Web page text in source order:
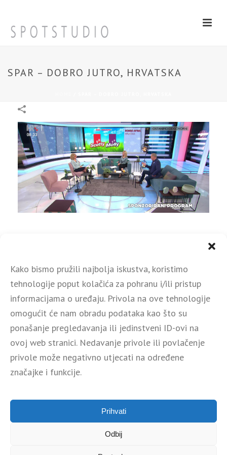
Kako bismo pružili najbolja iskustva, koristimo
tehnologije poput kolačića za pohranu i/ili pristup
informacijama o uređaju. Privola na ove tehnologije
omogućit će nam obradu podataka kao što su
ponašanje pregledavanja ili jedinstveni ID-ovi na
ovoj web stranici. Nedavanje privole ili povlačenje
privole može negativno utjecati na određene
značajke i funkcije.
Prihvati
Odbij
SPAR – DOBRO JUTRO, HRVATSKA
Društvo provodi projekt Digitalna transformacija društva
Spotstudio d.o.o. NPOO.C1.1.1.R6-I1.04-V2.0251, odobren u
okviru Poziva na dodjelu bespovratnih sredstava Transformacija i
jačanje konkurentnosti kulturnih i kreativnih
industrija NPOO.C1.1.1.R6-I1.04 grupa B, financiran iz Mehanizma
za oporavak i otpornost.